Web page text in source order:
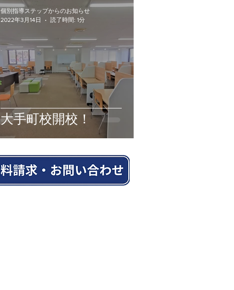
大手町校開校！
個別指導ステップからのお知らせ
2022年3月14日
読了時間: 1分